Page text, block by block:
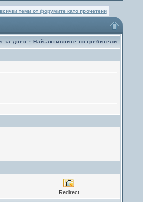
теми от форумите като прочетени
за днес ·Най-активните потребители
Redirect